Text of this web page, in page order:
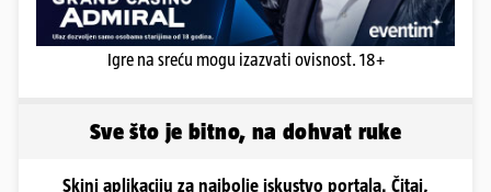
Igre na sreću mogu izazvati ovisnost. 18+
Sve što je bitno, na dohvat ruke
Skini aplikaciju za najbolje iskustvo portala. Čitaj,